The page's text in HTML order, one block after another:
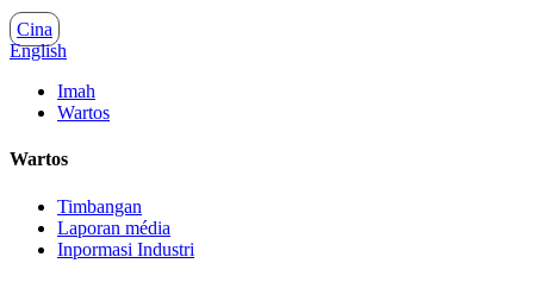
Cina
English
Imah
Wartos
Wartos
Timbangan
Laporan média
Inpormasi Industri